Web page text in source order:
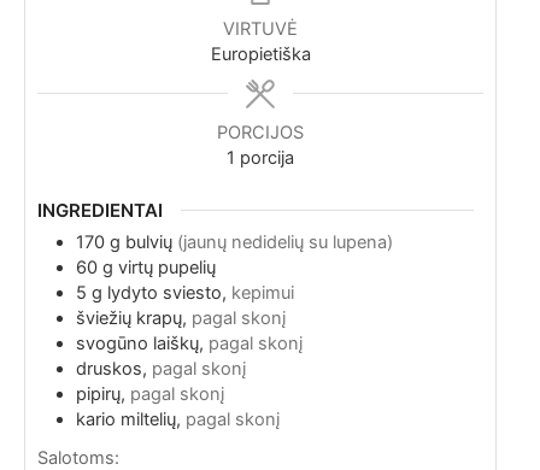
VIRTUVĖ
Europietiška
PORCIJOS
1 porcija
INGREDIENTAI
170 g bulvių (jaunų nedidelių su lupena)
60 g virtų pupelių
5 g lydyto sviesto, kepimui
šviežių krapų, pagal skonį
svogūno laiškų, pagal skonį
druskos, pagal skonį
pipirų, pagal skonį
kario miltelių, pagal skonį
Salotoms: